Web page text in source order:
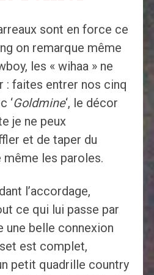
sont en force ce
on remarque même
les « wihaa » ne
: faites entrer nos cinq
‘Goldmine‘, le décor
je ne peux
et de taper du
les paroles.
l’accordage,
ce qui lui passe par
une belle connexion
est complet,
petit quadrille country